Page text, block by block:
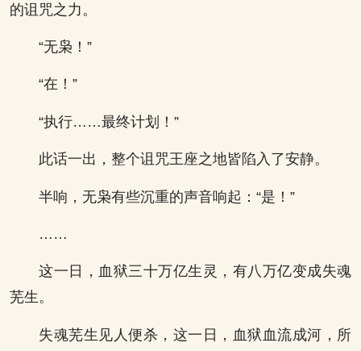
的诅咒之力。
“无枭！”
“在！”
“执行……最终计划！”
此话一出，整个诅咒王座之地皆陷入了安静。
半响，无枭有些沉重的声音响起：“是！”
……
这一日，血狱三十万亿生灵，有八万亿变成失魂
芜生。
失魂芜生见人便杀，这一日，血狱血流成河，所